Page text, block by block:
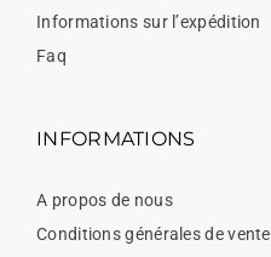
Informations sur l’expédition
Faq
INFORMATIONS
A propos de nous
Conditions générales de vente